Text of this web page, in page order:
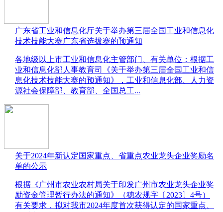
广东省工业和信息化厅关于举办第三届全国工业和信息化
技术技能大赛广东省选拔赛的预通知
​各地级以上市工业和信息化主管部门、有关单位：根据工
业和信息化部人事教育司《关于举办第三届全国工业和信
息化技术技能大赛的预通知》，工业和信息化部、人力资
源社会保障部、教育部、全国总工...
关于2024年新认定国家重点、省重点农业龙头企业奖励名
单的公示
​根据《广州市农业农村局关于印发广州市农业龙头企业奖
励资金管理暂行办法的通知》（穗农规字〔2023〕4号）
有关要求，拟对我市2024年度首次获得认定的国家重点、